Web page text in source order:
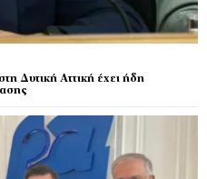
Δυτική Αττική έχει ήδη